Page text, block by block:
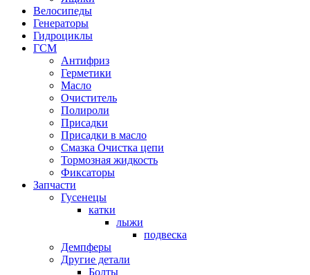
Велосипеды
Генераторы
Гидроциклы
ГСМ
Антифриз
Герметики
Масло
Очиститель
Полироли
Присадки
Присадки в масло
Смазка Очистка цепи
Тормозная жидкость
Фиксаторы
Запчасти
Гусенецы
катки
лыжи
подвеска
Демпферы
Другие детали
Болты